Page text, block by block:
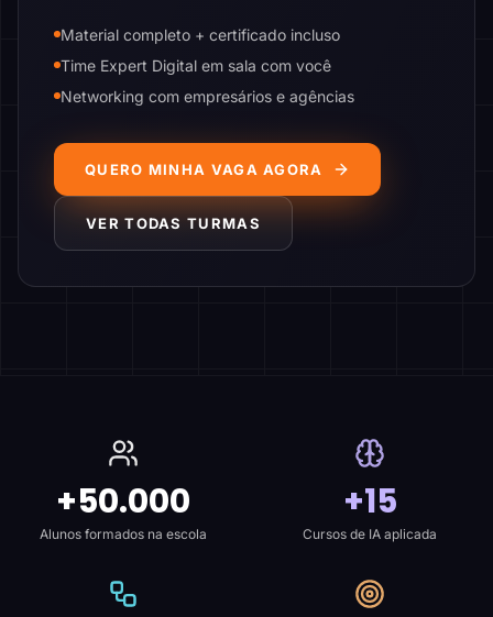
Material completo + certificado incluso
Time Expert Digital em sala com você
Networking com empresários e agências
QUERO MINHA VAGA AGORA
VER TODAS TURMAS
+50.000
Alunos formados na escola
+15
Cursos de IA aplicada